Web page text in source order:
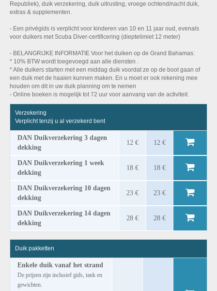
Republiek), duik verzekering, duik uitrusting, vroege ochtend/nacht duik,
extras & supplementen.
- Een privégids is verplicht voor kinderen van 10 en 11 jaar oud, evenals
voor duikers met Scuba Diver-certificering (dieptelimiet 12 meter)
- BELANGRIJKE INFORMATIE Voor het duiken op de Grand Bahamas:
* 10% BTW wordt toegevoegd aan alle diensten .
* Alle duikers starten met een middag duik voordat ze op de boot gaan of
een duik met de haaien kunnen maken. En u moet er ook rekening mee
houden om dit in uw duik planning om te nemen
- Online boeken is mogelijk tot 72 uur voor aanvang van de activiteit.
Verzekering
Verplicht tenzij u al verzekerd bent
DAN Duikverzekering 3 dagen
dekking
12 € 12 €
DAN Duikverzekering 1 week
dekking
18 € 18 €
DAN Duikverzekering 10 dagen
dekking
23 € 23 €
DAN Duikverzekering 14 dagen
dekking
28 € 28 €
Duik pakketten
Enkele duik vanaf het strand
De prijzen zijn inclusief gids, tank en
gewichten.